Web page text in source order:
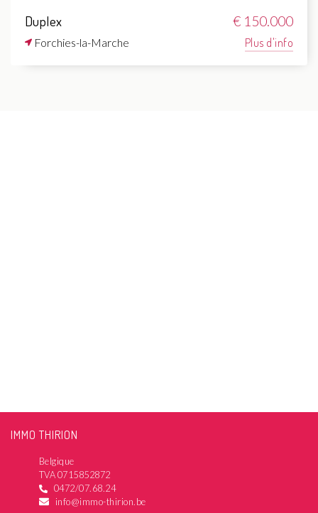
Duplex € 150.000
Forchies-la-Marche Plus d'info
IMMO THIRION
Belgique
TVA 0715852872
0472/07.68.24
info@immo-thirion.be